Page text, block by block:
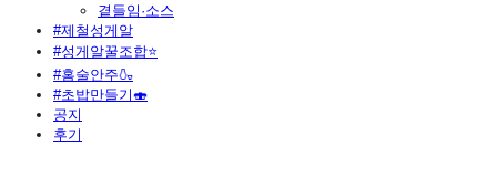
곁들임·소스
#제철성게알
#성게알꿀조합⭐
#홈술안주🍶
#초밥만들기🍣
공지
후기